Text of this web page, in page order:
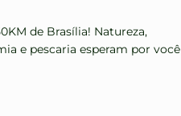
de Brasília! Natureza,
e pescaria esperam por você